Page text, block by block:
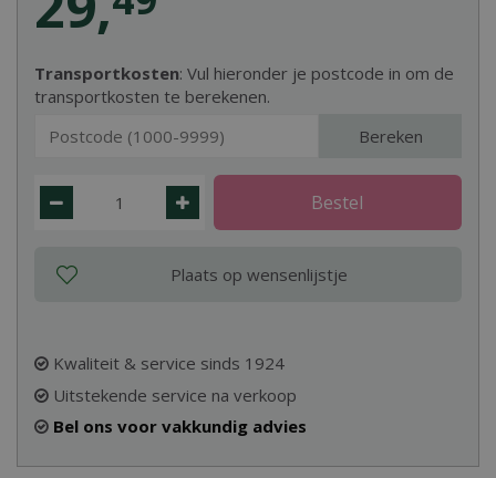
Transportkosten: Vul hieronder je postcode in om de
transportkosten te berekenen.
Bereken
Kwaliteit & service sinds 1924
Uitstekende service na verkoop
Bel ons voor vakkundig advies